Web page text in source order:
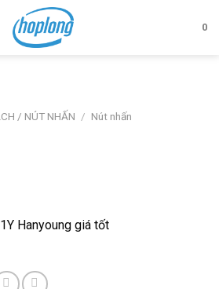
0
/ NÚT NHẤN / Nút nhấn
Hanyoung giá tốt